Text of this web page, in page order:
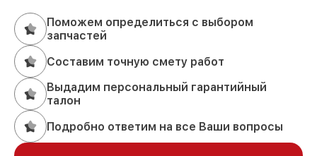
Поможем определиться с выбором
запчастей
Составим точную смету работ
Выдадим персональный гарантийный
талон
Подробно ответим на все Ваши вопросы